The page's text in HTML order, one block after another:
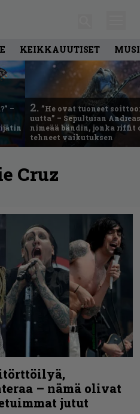
KEIKKAUUTISET
–
2. ”He ovat tuoneet
uutta” – Sepulturan
nimeää bändin, jonka riffit
tehneet vaikutuksen
Cruz
– nämä olivat
jutut